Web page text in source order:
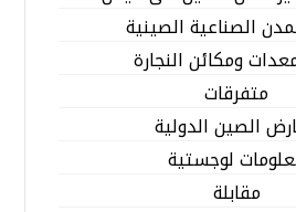
الصناعية الصينية
ومكائن النجارة
متفرقات
الصين الدولية
لوجستية
مقابلة